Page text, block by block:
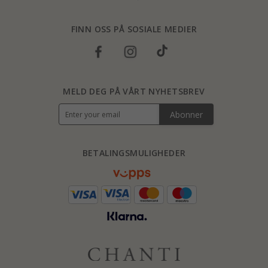
FINN OSS PÅ SOSIALE MEDIER
BETALINGSMULIGHEDER
MELD DEG PÅ VÅRT NYHETSBREV
Abonner